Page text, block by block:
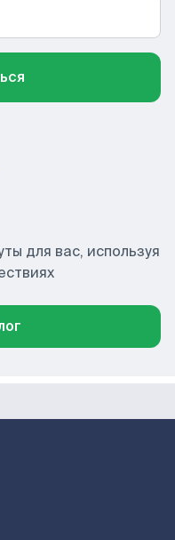
для вас, используя